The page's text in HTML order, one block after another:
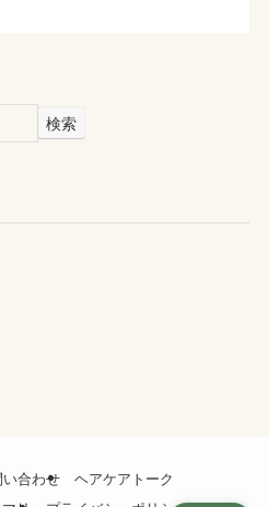
検索
い合わせ
ヘアケアトーク